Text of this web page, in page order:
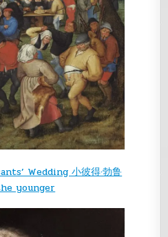
Wedding 小彼得·勃鲁
younger